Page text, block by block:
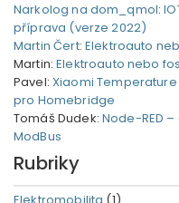
Narkolog na dom_qmol:
příprava (verze 2022)
Martin Čert: Elektroauto
Martin:Elektroauto nebo
Pavel:Xiaomi
pro Homebridge
Tomáš Dudek: Node-RED
ModBus
Rubriky